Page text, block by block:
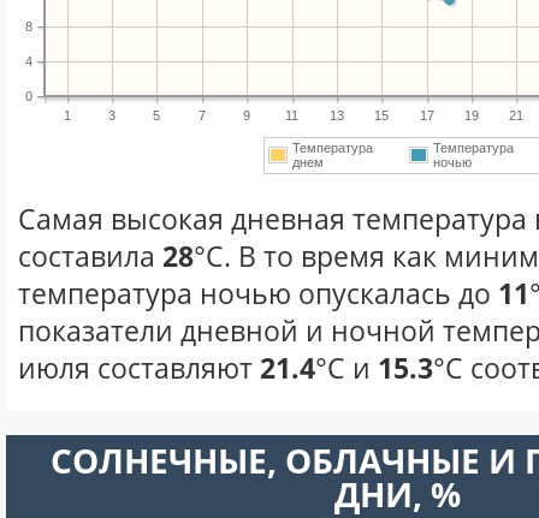
1 3 5 7 9 11 13 15 17 19 21
0
4
8
Температура
днем
Температура
ночью
Самая высокая дневная температура
составила 28°С. В то время как
температура ночью опускалась до 11
показатели дневной и ночной
июля составляют 21.4°С и 15.3°С
CОЛНЕЧНЫЕ, ОБЛАЧНЫЕ И
ДНИ, %